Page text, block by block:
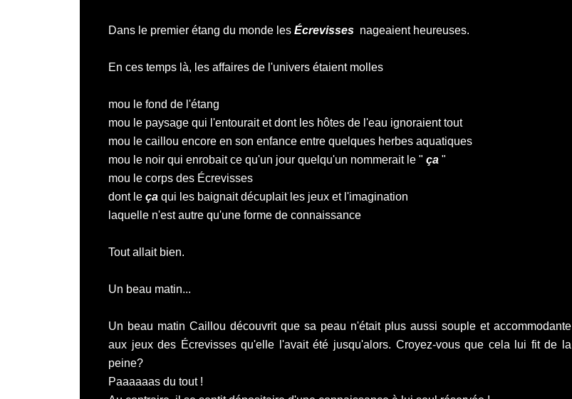
Dans le premier étang du monde les Écrevisses nageaient heureuses.
En ces temps là, les affaires de l'univers étaient molles
mou le fond de l'étang
mou le paysage qui l'entourait et dont les hôtes de l'eau ignoraient tout
mou le caillou encore en son enfance entre quelques herbes aquatiques
mou le noir qui enrobait ce qu'un jour quelqu'un nommerait le " ça "
mou le corps des Écrevisses
dont le ça qui les baignait décuplait les jeux et l'imagination
laquelle n'est autre qu'une forme de connaissance
Tout allait bien.
Un beau matin...
Un beau matin Caillou découvrit que sa peau n'était plus aussi souple et accommodante
aux jeux des Écrevisses qu'elle l'avait été jusqu'alors. Croyez-vous que cela lui fit de la
peine?
Paaaaaas du tout !